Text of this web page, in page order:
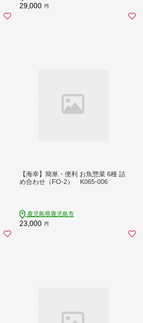
29,000 円
【海幸】簡単・便利 お魚惣菜 6種 詰
め合わせ（FO-2） K065-006
鹿児島県鹿児島市
23,000 円